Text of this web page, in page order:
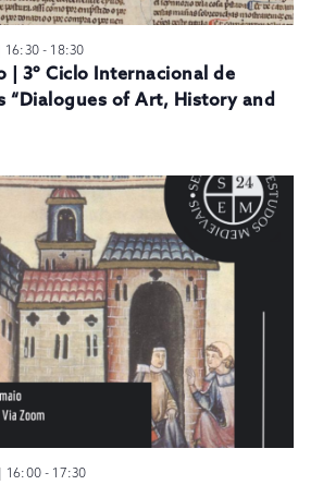
16:30 - 18:30
| 3º Ciclo Internacional de
“Dialogues of Art, History and
16:00 - 17:30